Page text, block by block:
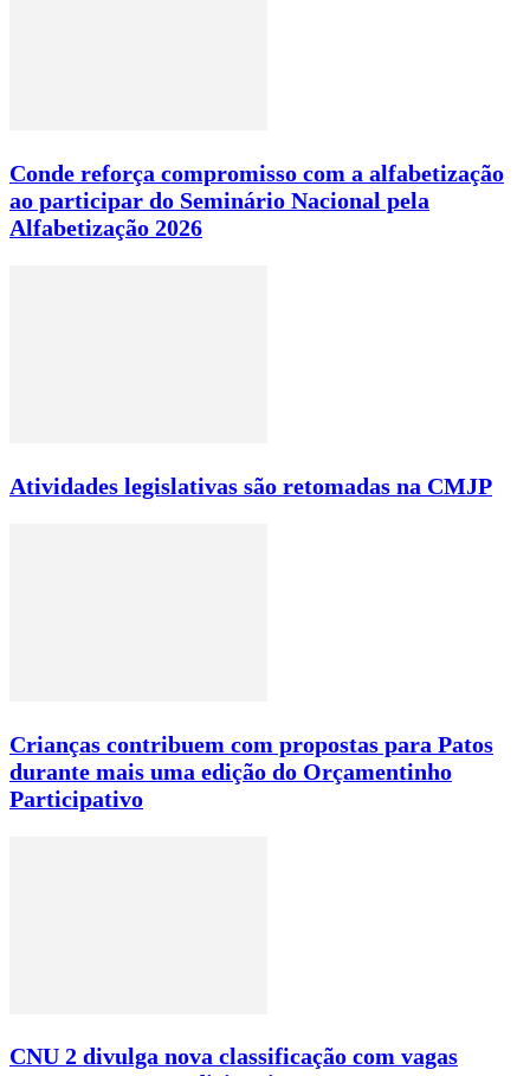
Conde reforça compromisso com a alfabetização
ao participar do Seminário Nacional pela
Alfabetização 2026
Atividades legislativas são retomadas na CMJP
Crianças contribuem com propostas para Patos
durante mais uma edição do Orçamentinho
Participativo
CNU 2 divulga nova classificação com vagas